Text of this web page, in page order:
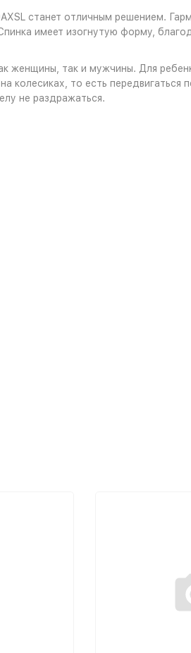
станет отличным решением.
имеет изогнутую форму,
женщины, так и мужчины. Для
то есть
не раздражаться.